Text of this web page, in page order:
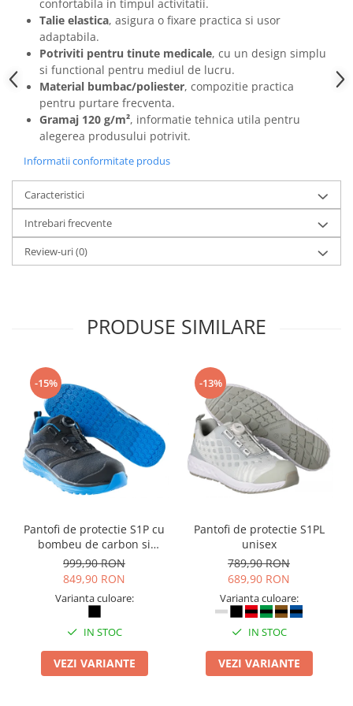
Camasi
Pantaloni
Pantaloni cu pieptar
Hanorace
Jachete
Impermeabile
Veste
Reflectorizante
Incaltaminte
Incaltaminte de lucru si protectie
Incaltaminte de oras si munte
Echipamente medicale
Manusi de protectie
Masti de protectie respiratorie
Sepci, caciuli si esarfe
Pachete promotionale
Accesorii pentru protectia muncii
Sosete de lucru
Branturi
Diverse accesorii
Copii - tricouri si hanorace
Comunicare si prezentare
Flipchart-uri
Sisteme de afisare
Ecrane de proiectie
confortabila in timpul activitatii.
Talie elastica, asigura o fixare practica si usor
adaptabila.
Potriviti pentru tinute medicale, cu un design simplu
si functional pentru mediul de lucru.
Material bumbac/poliester, compozitie practica
pentru purtare frecventa.
Gramaj 120 g/m², informatie tehnica utila pentru
alegerea produsului potrivit.
Informatii conformitate produs
Caracteristici
Intrebari frecvente
Review-uri(0)
PRODUSE SIMILARE
-15%
Pantofi de protectie S1P cu
bombeu de carbon si
inchidere BOAÂ® Fit
999,90 RON
849,90 RON
Varianta culoare:
IN STOC
VEZI VARIANTE
-13%
Pantofi de protectie S1PL
unisex
789,90 RON
689,90 RON
Varianta culoare:
IN STOC
VEZI VARIANTE